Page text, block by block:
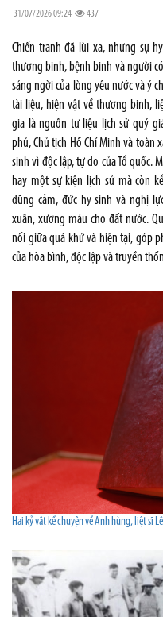
31/07/2026 09:24 437
Chiến tranh đã lùi xa, nhưng sự
thương binh, bệnh binh và người
sáng ngời của lòng yêu nước và ý
tài liệu, hiện vật về thương binh,
gia là nguồn tư liệu lịch sử quý
phủ, Chủ tịch Hồ Chí Minh và
sinh vì độc lập, tự do của Tổ quốc.
hay một sự kiện lịch sử mà còn
dũng cảm, đức hy sinh và nghị
xuân, xương máu cho đất nước.
nối giữa quá khứ và hiện tại, góp
của hòa bình, độc lập và truyền
Hai kỷ vật kể chuyện về Anh hùng, liệt sĩ